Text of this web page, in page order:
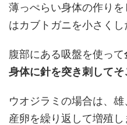
薄っぺらい身体の作り
はカブトガニを小さくし
腹部にある吸盤を使って
身体に針を突き刺してそ
ウオジラミの場合は、雄
産卵を繰り返して増殖し